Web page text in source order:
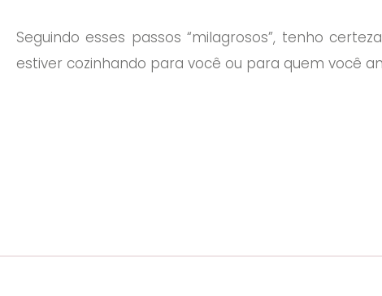
Seguindo esses passos “milagrosos”, tenho
estiver cozinhando para você ou para quem você